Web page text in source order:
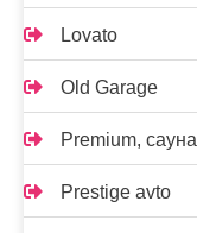
Lovato
Old Garage
Premium, сауна
Prestige avto